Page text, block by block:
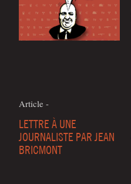
Article -
LETTRE À UNE
JOURNALISTE PAR JEAN
BRICMONT